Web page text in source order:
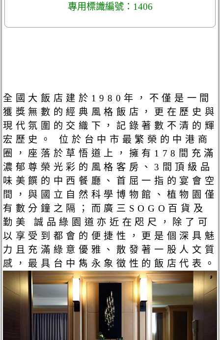
專用標識編號：1406
全國大飯店建於1980年，不僅是一間
獲獎無數的經典風格飯店，更在歷史與
現代氛圍的交織下，記錄著數不清的輝
宏歷史。 位於台中市最繁榮的中港商
圈，座落於草悟道上，擁有178間充滿
濃郁尊榮光彩的風格客房、3間頂級品
味美饌的中西餐廳、首屈一指的宴會空
間，與國立自然科學博物館、植物園僅
有數分鐘之隔；而廣三SOGO百貨及
勤美 誠品綠園道亦近在咫尺，除了可
以享受到都會的便捷性，更是個深具魅
力且充滿綠意優雅、散發著一股人文質
感，最具台中雋永象徵性的飯店代表。